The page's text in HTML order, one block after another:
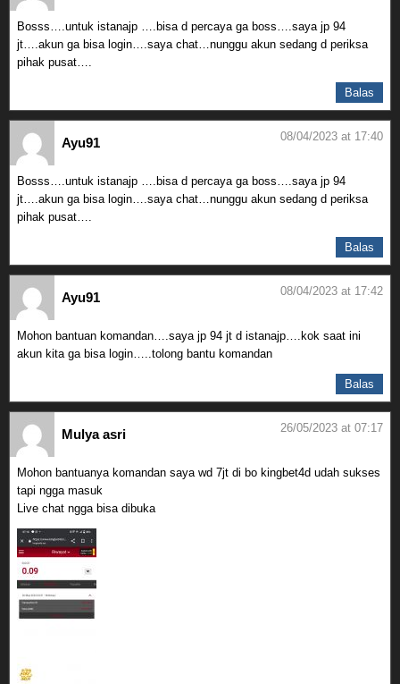
Bosss….untuk istanajp ….bisa d percaya ga boss….saya jp 94
jt….akun ga bisa login….saya chat…nunggu akun sedang d periksa
pihak pusat….
Balas
Ayu91 08/04/2023 at 17:40
Bosss….untuk istanajp ….bisa d percaya ga boss….saya jp 94
jt….akun ga bisa login….saya chat…nunggu akun sedang d periksa
pihak pusat….
Balas
Ayu91 08/04/2023 at 17:42
Mohon bantuan komandan….saya jp 94 jt d istanajp….kok saat ini
akun kita ga bisa login…..tolong bantu komandan
Balas
Mulya asri 26/05/2023 at 07:17
Mohon bantuanya komandan saya wd 7jt di bo kingbet4d udah sukses
tapi ngga masuk
Live chat ngga bisa dibuka